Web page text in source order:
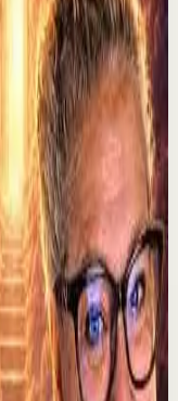
| Alex Pro
César Lozano
puede ser tan
Alex Pro revela